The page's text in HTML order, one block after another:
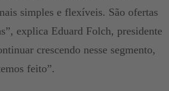
simples e flexíveis. São ofertas
explica Eduard Folch, presidente
crescendo nesse segmento,
feito”.